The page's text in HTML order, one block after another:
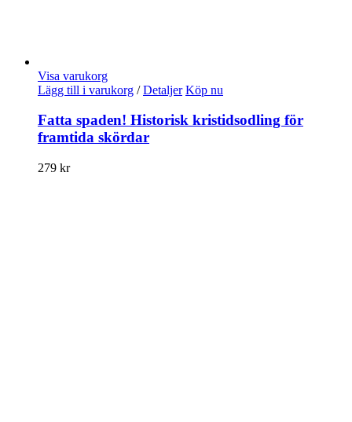
Visa varukorg
Lägg till i varukorg / Detaljer Köp nu
Fatta spaden! Historisk kristidsodling för
framtida skördar
279 kr